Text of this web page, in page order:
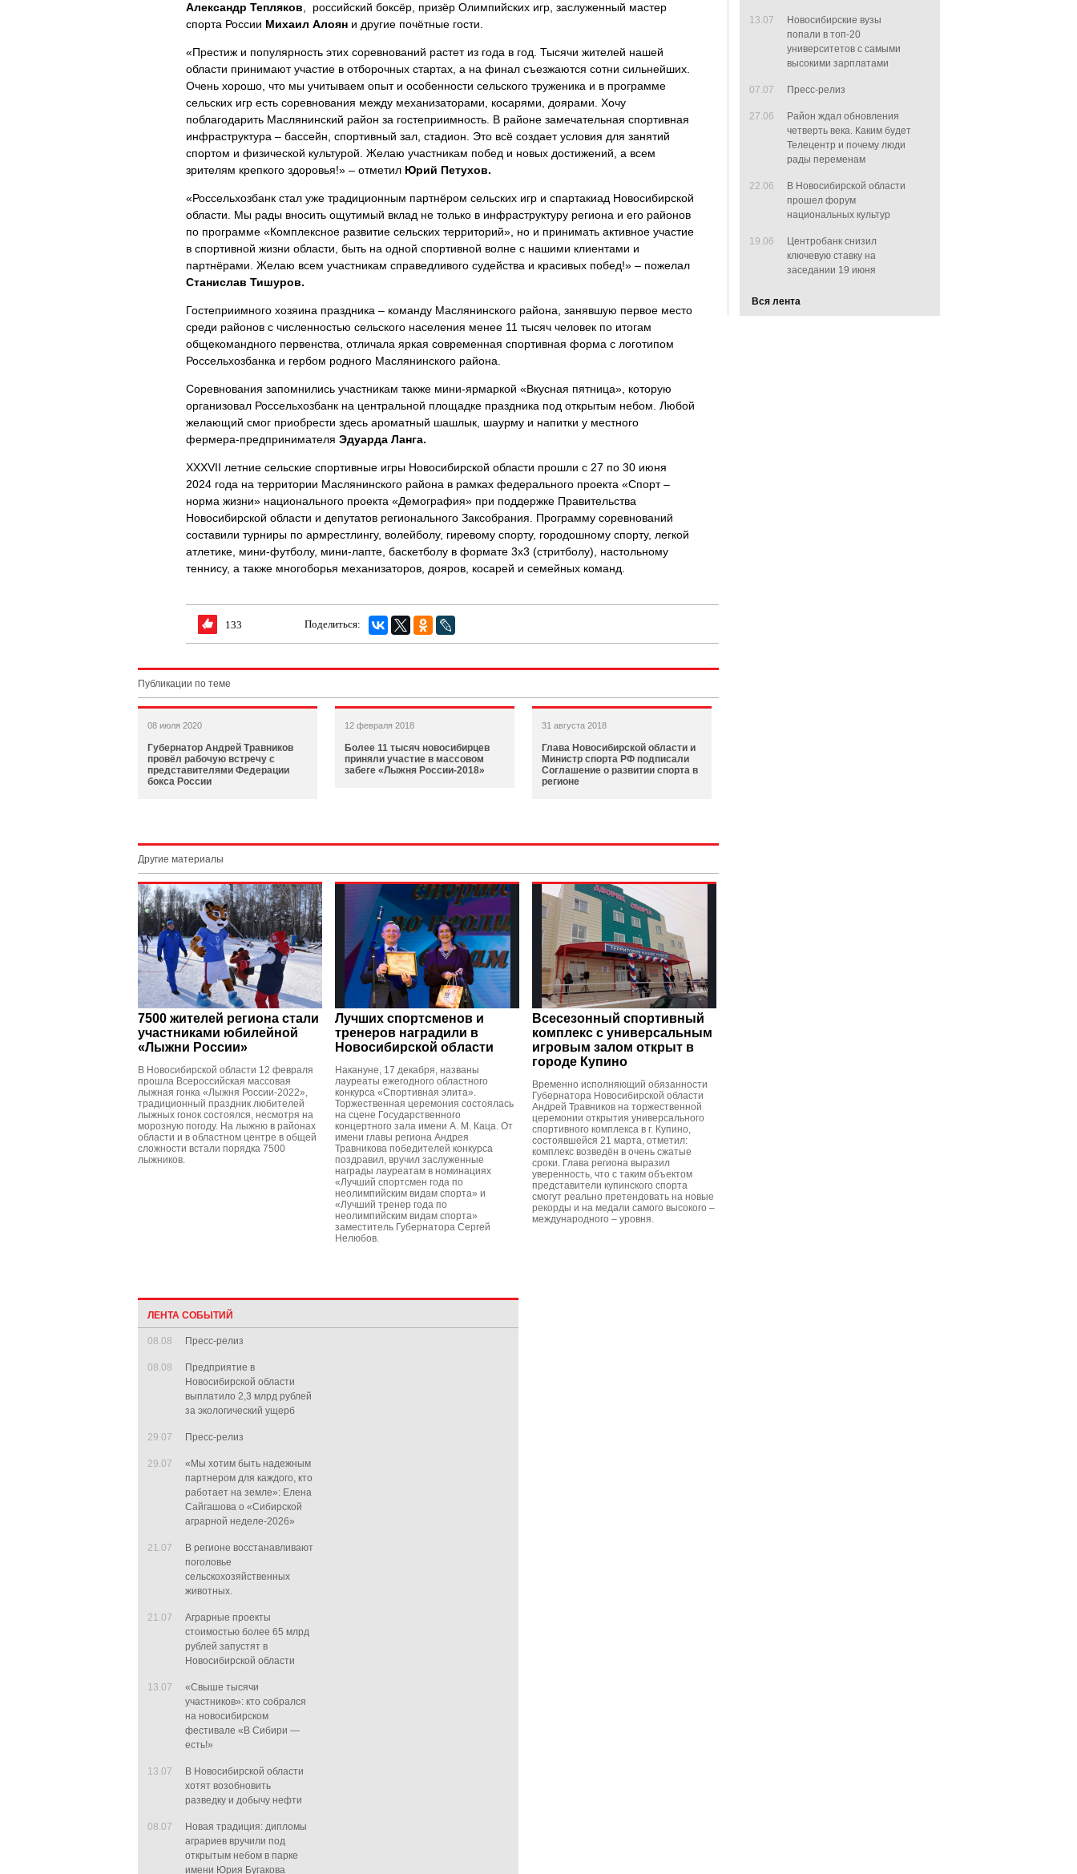
Александр Тепляков , российский боксёр, призёр Олимпийских игр, заслуженный мастер
спорта России Михаил Алоян и другие почётные гости.
«Престиж и популярность этих соревнований растет из года в год. Тысячи жителей нашей
области принимают участие в отборочных стартах, а на финал съезжаются сотни сильнейших.
Очень хорошо, что мы учитываем опыт и особенности сельского труженика и в программе
сельских игр есть соревнования между механизаторами, косарями, доярами. Хочу
поблагодарить Маслянинский район за гостеприимность. В районе замечательная спортивная
инфраструктура – бассейн, спортивный зал, стадион. Это всё создает условия для занятий
спортом и физической культурой. Желаю участникам побед и новых достижений, а всем
зрителям крепкого здоровья!» – отметил Юрий Петухов.
«Россельхозбанк стал уже традиционным партнёром сельских игр и спартакиад Новосибирской
области. Мы рады вносить ощутимый вклад не только в инфраструктуру региона и его районов
по программе «Комплексное развитие сельских территорий», но и принимать активное участие
в спортивной жизни области, быть на одной спортивной волне с нашими клиентами и
партнёрами. Желаю всем участникам справедливого судейства и красивых побед!» – пожелал
Станислав Тишуров.
Гостеприимного хозяина праздника – команду Маслянинского района, занявшую первое место
среди районов с численностью сельского населения менее 11 тысяч человек по итогам
общекомандного первенства, отличала яркая современная спортивная форма с логотипом
Россельхозбанка и гербом родного Маслянинского района.
Соревнования запомнились участникам также мини-ярмаркой «Вкусная пятница», которую
организовал Россельхозбанк на центральной площадке праздника под открытым небом. Любой
желающий смог приобрести здесь ароматный шашлык, шаурму и напитки у местного
фермера-предпринимателя Эдуарда Ланга.
XXXVII летние сельские спортивные игры Новосибирской области прошли с 27 по 30 июня
2024 года на территории Маслянинского района в рамках федерального проекта «Спорт –
норма жизни» национального проекта «Демография» при поддержке Правительства
Новосибирской области и депутатов регионального Заксобрания. Программу соревнований
составили турниры по армрестлингу, волейболу, гиревому спорту, городошному спорту, легкой
атлетике, мини-футболу, мини-лапте, баскетболу в формате 3х3 (стритболу), настольному
теннису, а также многоборья механизаторов, дояров, косарей и семейных команд.
133 Поделиться:
Публикации по теме
08 июля 2020
Губернатор Андрей Травников
провёл рабочую встречу с
представителями Федерации
бокса России
12 февраля 2018
Более 11 тысяч новосибирцев
приняли участие в массовом
забеге «Лыжня России-2018»
31 августа 2018
Глава Новосибирской области и
Министр спорта РФ подписали
Соглашение о развитии спорта в
регионе
Другие материалы
7500 жителей региона стали
участниками юбилейной
«Лыжни России»
В Новосибирской области 12 февраля
прошла Всероссийская массовая
лыжная гонка «Лыжня России-2022»,
традиционный праздник любителей
лыжных гонок состоялся, несмотря на
морозную погоду. На лыжню в районах
области и в областном центре в общей
сложности встали порядка 7500
лыжников.
Лучших спортсменов и
тренеров наградили в
Новосибирской области
Накануне, 17 декабря, названы
лауреаты ежегодного областного
конкурса «Спортивная элита».
Торжественная церемония состоялась
на сцене Государственного
концертного зала имени А. М. Каца. От
имени главы региона Андрея
Травникова победителей конкурса
поздравил, вручил заслуженные
награды лауреатам в номинациях
«Лучший спортсмен года по
неолимпийским видам спорта» и
«Лучший тренер года по
неолимпийским видам спорта»
заместитель Губернатора Сергей
Нелюбов.
Всесезонный спортивный
комплекс с универсальным
игровым залом открыт в
городе Купино
Временно исполняющий обязанности
Губернатора Новосибирской области
Андрей Травников на торжественной
церемонии открытия универсального
спортивного комплекса в г. Купино,
состоявшейся 21 марта, отметил:
комплекс возведён в очень сжатые
сроки. Глава региона выразил
уверенность, что с таким объектом
представители купинского спорта
смогут реально претендовать на новые
рекорды и на медали самого высокого –
международного – уровня.
ЛЕНТА СОБЫТИЙ
08.08 Пресс-релиз
08.08
Предприятие в
Новосибирской области
выплатило 2,3 млрд рублей
за экологический ущерб
29.07 Пресс-релиз
29.07
«Мы хотим быть надежным
партнером для каждого, кто
работает на земле»: Елена
Сайгашова о «Сибирской
аграрной неделе-2026»
21.07
В регионе восстанавливают
поголовье
сельскохозяйственных
животных.
21.07
Аграрные проекты
стоимостью более 65 млрд
рублей запустят в
Новосибирской области
13.07
«Свыше тысячи
участников»: кто собрался
на новосибирском
фестивале «В Сибири —
есть!»
13.07
В Новосибирской области
хотят возобновить
разведку и добычу нефти
08.07
Новая традиция: дипломы
аграриев вручили под
открытым небом в парке
имени Юрия Бугакова
13.07
Новосибирские вузы
попали в топ-20
университетов с самыми
высокими зарплатами
07.07 Пресс-релиз
27.06
Район ждал обновления
четверть века. Каким будет
Телецентр и почему люди
рады переменам
22.06
В Новосибирской области
прошел форум
национальных культур
19.06
Центробанк снизил
ключевую ставку на
заседании 19 июня
Вся лента